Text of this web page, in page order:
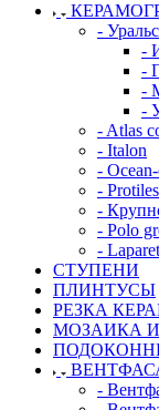
-
-
-
-
-
- Atlas
- Italon
-
- Protiles
-
- Polo
- Laparet
СТУПЕНИ
ПЛИНТУСЫ
РЕЗКА
МОЗАИКА
-